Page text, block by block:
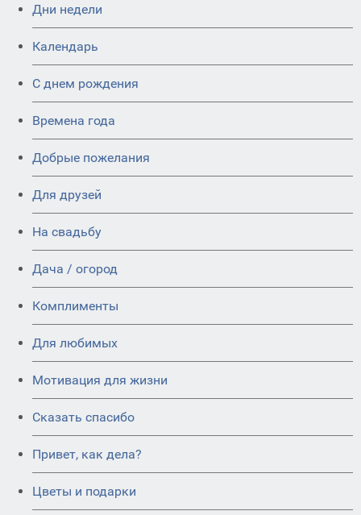
Дни недели
Календарь
C днем рождения
Времена года
Добрые пожелания
Для друзей
На свадьбу
Дача / огород
Комплименты
Для любимых
Мотивация для жизни
Сказать спасибо
Привет, как дела?
Цветы и подарки